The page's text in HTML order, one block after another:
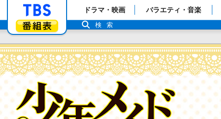
「TBSテレビ」トップページ
番組表
ドラマ・映画 バラエティ・音楽
検索
少年メイド